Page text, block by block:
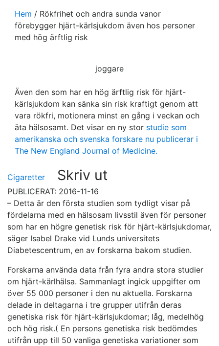
Hem / Rökfrihet och andra sunda vanor
förebygger hjärt-kärlsjukdom även hos personer
med hög ärftlig risk
joggare
Även den som har en hög ärftlig risk för hjärt-
kärlsjukdom kan sänka sin risk kraftigt genom att
vara rökfri, motionera minst en gång i veckan och
äta hälsosamt. Det visar en ny stor studie som
amerikanska och svenska forskare nu publicerar i
The New England Journal of Medicine.
Cigaretter Skriv ut
PUBLICERAT: 2016-11-16
– Detta är den första studien som tydligt visar på
fördelarna med en hälsosam livsstil även för personer
som har en högre genetisk risk för hjärt-kärlsjukdomar,
säger Isabel Drake vid Lunds universitets
Diabetescentrum, en av forskarna bakom studien.
Forskarna använda data från fyra andra stora studier
om hjärt-kärlhälsa. Sammanlagt ingick uppgifter om
över 55 000 personer i den nu aktuella. Forskarna
delade in deltagarna i tre grupper utifrån deras
genetiska risk för hjärt-kärlsjukdomar; låg, medelhög
och hög risk.( En persons genetiska risk bedömdes
utifrån upp till 50 vanliga genetiska variationer som